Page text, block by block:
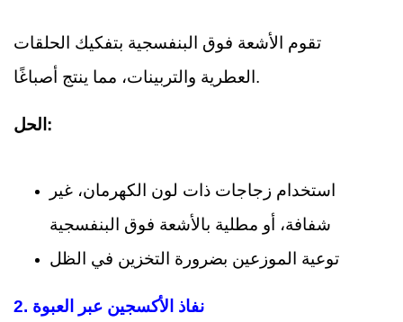
تقوم الأشعة فوق البنفسجية بتفكيك الحلقات
العطرية والتربينات، مما ينتج أصباغًا.
الحل:
استخدام زجاجات ذات لون الكهرمان، غير
شفافة، أو مطلية بالأشعة فوق البنفسجية
توعية الموزعين بضرورة التخزين في الظل
2. نفاذ الأكسجين عبر العبوة